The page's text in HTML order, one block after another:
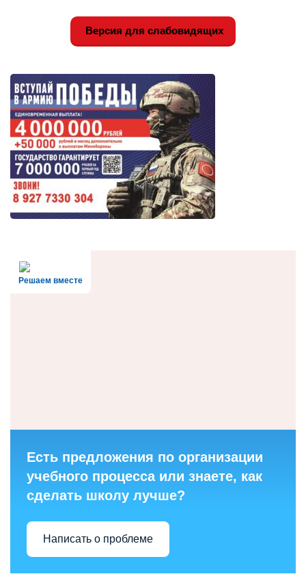
Версия для слабовидящих
Решаем вместе
Есть предложения по организации
учебного процесса или знаете, как
сделать школу лучше?
Написать о проблеме